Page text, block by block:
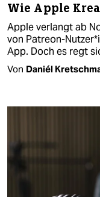
Wie Apple
Apple verlangt ab
von Patreon-
App. Doch es regt
Von Daniél